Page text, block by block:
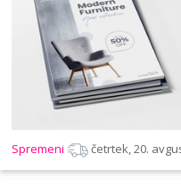
Spremeni četrtek, 20.